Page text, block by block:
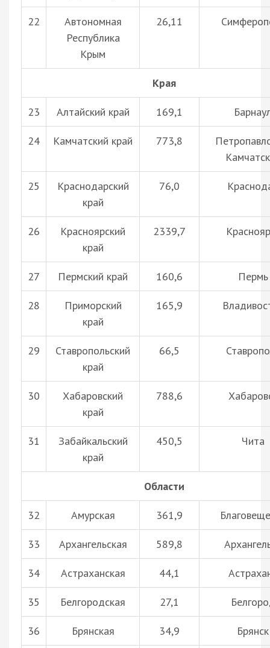
22
Автономная
Республика
Крым
26,11
Края
23 Алтайский край 169,1
24 Камчатский край 773,8
25
Краснодарский
край
76,0
26
Красноярский
край
2339,7
27 Пермский край 160,6 Пермь
28
Приморский
край
165,9
29
Ставропольский
край
66,5
30
Хабаровский
край
788,6
31
Забайкальский
край
450,5 Чита
Области
32 Амурская 361,9
33 Архангельская 589,8
34 Астраханская 44,1
35 Белгородская 27,1
36 Брянская 34,9 Брянск